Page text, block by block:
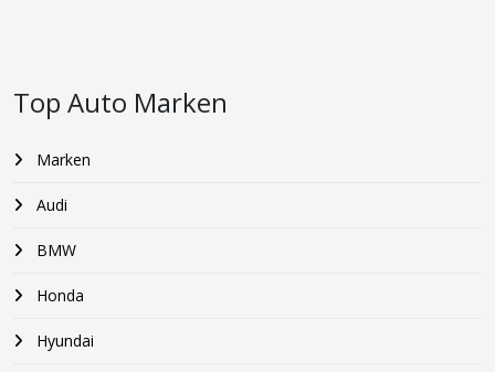
Top Auto Marken
Marken
Audi
BMW
Honda
Hyundai